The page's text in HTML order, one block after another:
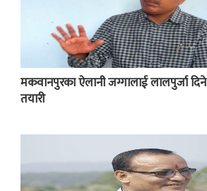
मकवानपुरका ऐलानी जग्गालाई लालपुर्जा दिने
तयारी